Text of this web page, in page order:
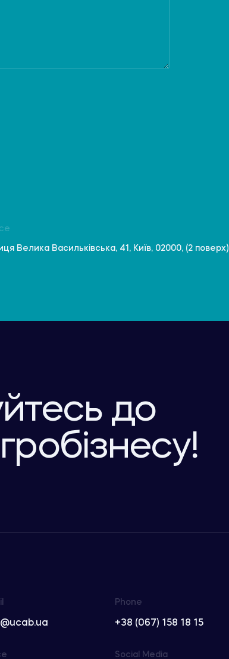
Велика Васильківська, 41, Київ, 02000, (2 поверх)
до
Phone
+38 (067) 158 18 15
Social Media